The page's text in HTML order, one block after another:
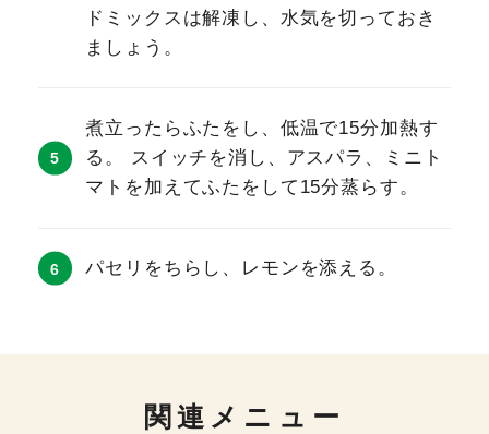
ドミックスは解凍し、水気を切っておき
ましょう。
煮立ったらふたをし、低温で15分加熱す
る。 スイッチを消し、アスパラ、ミニト
マトを加えてふたをして15分蒸らす。
パセリをちらし、レモンを添える。
関連メニュー